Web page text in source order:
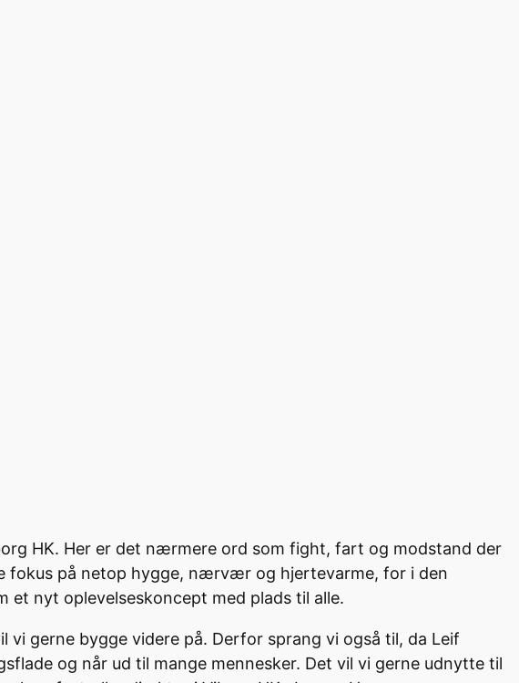
HK. Her er det nærmere ord som fight, fart og modstand der
fokus på netop hygge, nærvær og hjertevarme, for i den
et nyt oplevelseskoncept med plads til alle.
gerne bygge videre på. Derfor sprang vi også til, da Leif
og når ud til mange mennesker. Det vil vi gerne udnytte til